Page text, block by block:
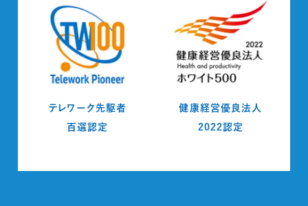
テレワーク先駆者
百選認定
健康経営優良法人
2022認定